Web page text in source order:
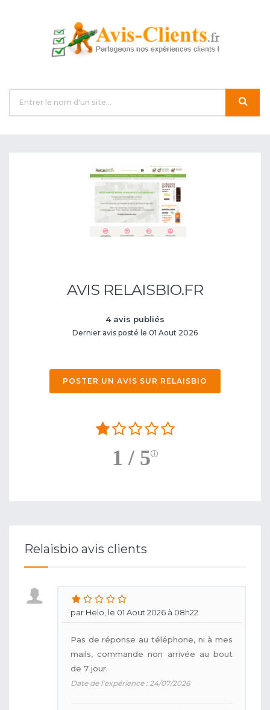
AVIS RELAISBIO.FR
4 avis publiés
Dernier avis posté le 01 Aout 2026
POSTER UN AVIS SUR RELAISBIO
1 / 5
Relaisbio avis clients
par Helo, le 01 Aout 2026 à 08h22
Pas de réponse au téléphone, ni à mes
mails, commande non arrivée au bout
de 7 jour.
Date de l'expérience : 24/07/2026